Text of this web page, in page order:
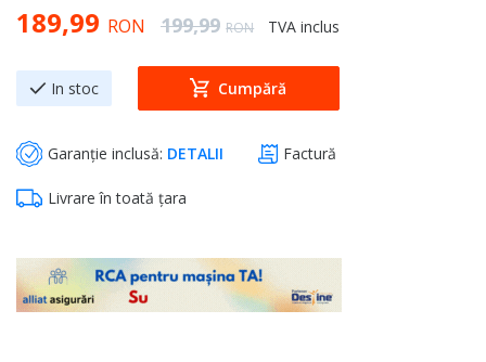
Special Price
189,99 RON Regular Price
199,99 RON TVA inclus
In stoc Cumpără
Garanție inclusă: DETALII Factură
Livrare în toată țara